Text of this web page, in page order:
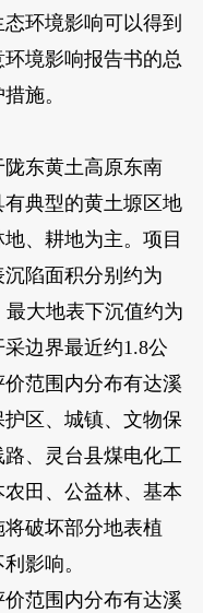
环境影响可以得到
境影响报告书的总
施。
东黄土高原东南
典型的黄土塬区地
、耕地为主。项目
陷面积分别约为
最大地表下沉值约为
边界最近约1.8公
范围内分布有达溪
区、城镇、文物保
、灵台县煤电化工
田、公益林、基本
破坏部分地表植
影响。
范围内分布有达溪